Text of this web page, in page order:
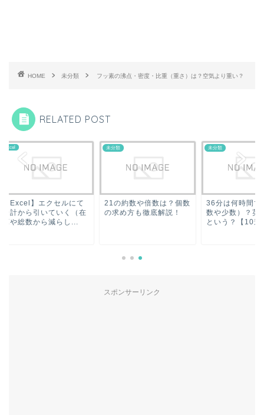
HOME 未分類 フッ素の沸点・密度・比重（重さ）は？空気より重い？
RELATED POST
】エクセルにて
から引いていく（在
総数から減らし...
未分類
21の約数や倍数は？個数
の求め方も徹底解説！
未分類
36分は何時間で何秒
数や少数）？英語で
という？【10進法】
スポンサーリンク